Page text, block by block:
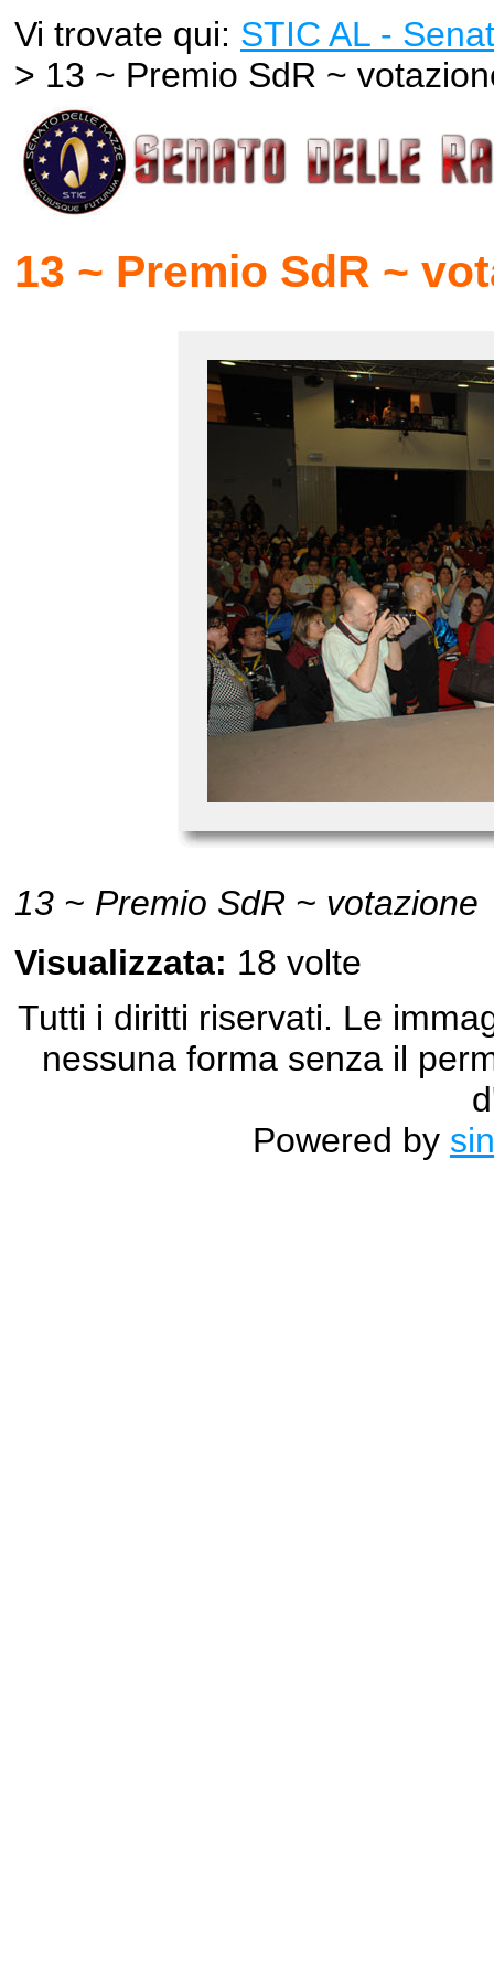
Vi trovate qui: STIC AL -
> 13 ~ Premio SdR ~
13 ~ Premio SdR ~
13 ~ Premio SdR ~ votazione
Visualizzata: 18 volte
Tutti i diritti riservati. Le
nessuna forma senza il
Powered by